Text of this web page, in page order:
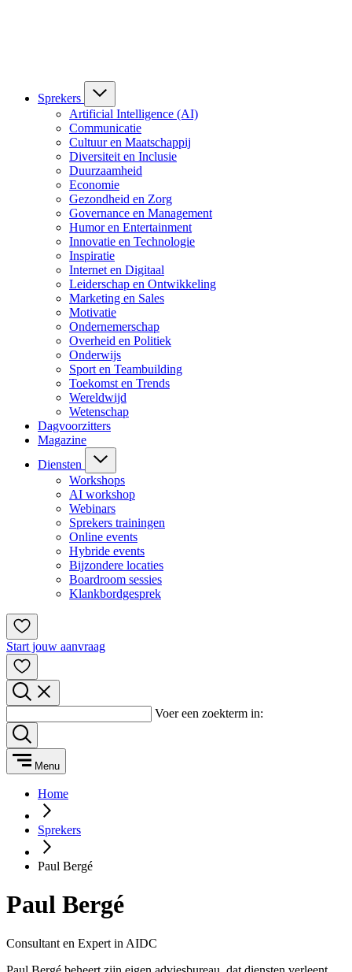
Sprekers
Artificial Intelligence (AI)
Communicatie
Cultuur en Maatschappij
Diversiteit en Inclusie
Duurzaamheid
Economie
Gezondheid en Zorg
Governance en Management
Humor en Entertainment
Innovatie en Technologie
Inspiratie
Internet en Digitaal
Leiderschap en Ontwikkeling
Marketing en Sales
Motivatie
Ondernemerschap
Overheid en Politiek
Onderwijs
Sport en Teambuilding
Toekomst en Trends
Wereldwijd
Wetenschap
Dagvoorzitters
Magazine
Diensten
Workshops
AI workshop
Webinars
Sprekers trainingen
Online events
Hybride events
Bijzondere locaties
Boardroom sessies
Klankbordgesprek
Start jouw aanvraag
Voer een zoekterm in:
Menu
Home
Sprekers
Paul Bergé
Paul Bergé
Consultant en Expert in AIDC